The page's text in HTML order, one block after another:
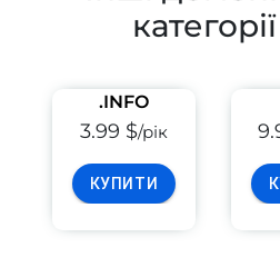
.INFO
3.99 $/рік
КУПИТИ